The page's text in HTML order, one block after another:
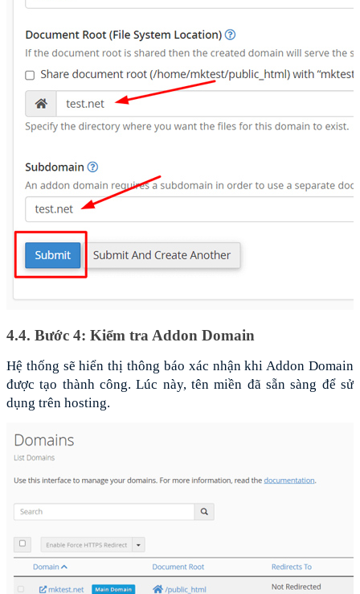
4.4. Bước 4: Kiểm tra Addon Domain
Hệ thống sẽ hiển thị thông báo xác nhận khi Addon Domain
được tạo thành công. Lúc này, tên miền đã sẵn sàng để sử
dụng trên hosting.